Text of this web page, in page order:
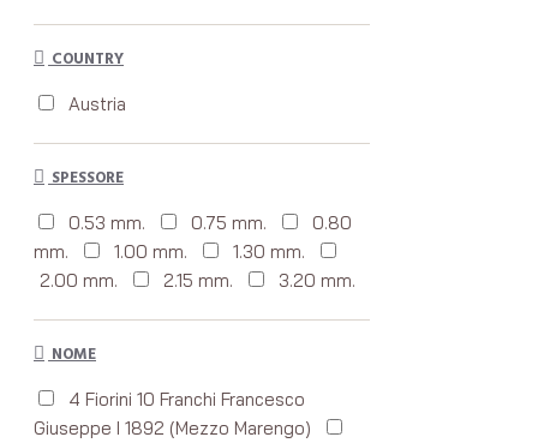
COUNTRY
Austria
SPESSORE
0.53 mm. 0.75 mm.
0.80
mm.
1.00 mm.
1.30 mm.
2.00 mm.
2.15 mm. 3.20 mm.
NOME
4 Fiorini 10 Franchi Francesco
Giuseppe I 1892 (Mezzo Marengo)